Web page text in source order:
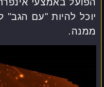
יוכל להיות "עם הגב"
ממנה.